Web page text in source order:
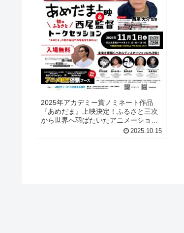
2025年アカデミー賞ノミネート作品
『あめだま』上映決定！ふるさと三次
から世界へ羽ばたいたアニメーション
監督・西尾大介氏が、凱旋イベントと
2025.10.15